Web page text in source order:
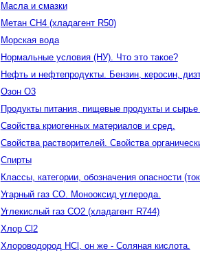
Масла и смазки
Метан CH4 (хладагент R50)
Морская вода
Нормальные условия (НУ). Что это такое?
Нефть и нефтепродукты. Бензин, керосин,
Озон О3
Продукты питания, пищевые продукты и сырье
Свойства криогенных материалов и сред.
Свойства растворителей. Свойства
Спирты
Классы, категории, обозначения опасности
Угарный газ CO. Монооксид углерода.
Углекислый газ CO2 (хладагент R744)
Хлор Cl2
Хлороводород HCl, он же - Cоляная кислота.